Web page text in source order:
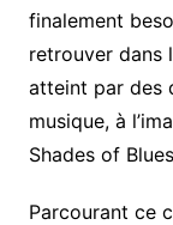
finalement
retrouver dans
atteint par des
musique, à
Shades of
Parcourant ce